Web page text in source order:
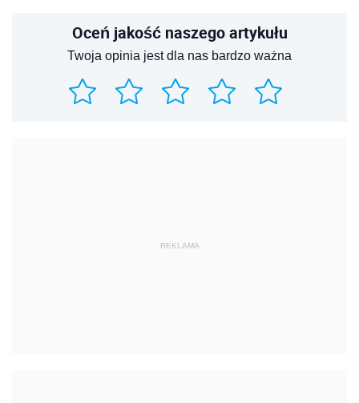
Oceń jakość naszego artykułu
Twoja opinia jest dla nas bardzo ważna
REKLAMA